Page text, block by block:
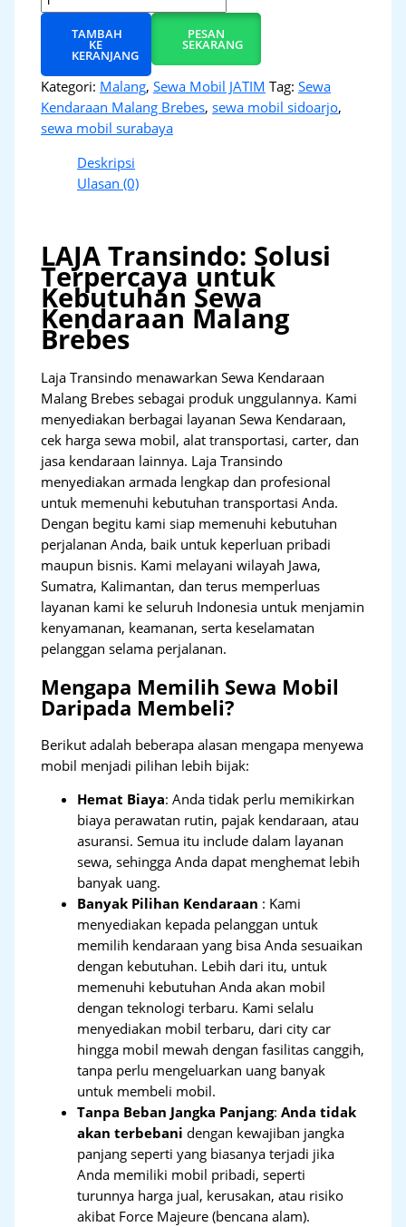
TAMBAH
KE
KERANJANG
PESAN
SEKARANG
Kategori: Malang,Sewa Mobil JATIM Tag:Sewa
Kendaraan Malang Brebes,sewa mobil sidoarjo,
sewa mobil surabaya
Deskripsi
Ulasan (0)
LAJA Transindo: Solusi
Terpercaya untuk
Kebutuhan Sewa
Kendaraan Malang
Brebes
Laja Transindo menawarkan Sewa Kendaraan
Malang Brebes sebagai produk unggulannya. Kami
menyediakan berbagai layanan Sewa Kendaraan,
cek harga sewa mobil, alat transportasi, carter, dan
jasa kendaraan lainnya. Laja Transindo
menyediakan armada lengkap dan profesional
untuk memenuhi kebutuhan transportasi Anda.
Dengan begitu kami siap memenuhi kebutuhan
perjalanan Anda, baik untuk keperluan pribadi
maupun bisnis. Kami melayani wilayah Jawa,
Sumatra, Kalimantan, dan terus memperluas
layanan kami ke seluruh Indonesia untuk menjamin
kenyamanan, keamanan, serta keselamatan
pelanggan selama perjalanan.
Mengapa Memilih Sewa Mobil
Daripada Membeli?
Berikut adalah beberapa alasan mengapa menyewa
mobil menjadi pilihan lebih bijak:
Hemat Biaya: Anda tidak perlu memikirkan
biaya perawatan rutin, pajak kendaraan, atau
asuransi. Semua itu include dalam layanan
sewa, sehingga Anda dapat menghemat lebih
banyak uang.
Banyak Pilihan Kendaraan : Kami
menyediakan kepada pelanggan untuk
memilih kendaraan yang bisa Anda sesuaikan
dengan kebutuhan. Lebih dari itu, untuk
memenuhi kebutuhan Anda akan mobil
dengan teknologi terbaru. Kami selalu
menyediakan mobil terbaru, dari city car
hingga mobil mewah dengan fasilitas canggih,
tanpa perlu mengeluarkan uang banyak
untuk membeli mobil.
Tanpa Beban Jangka Panjang:Anda tidak
akan terbebani dengan kewajiban jangka
panjang seperti yang biasanya terjadi jika
Anda memiliki mobil pribadi, seperti
turunnya harga jual, kerusakan, atau risiko
akibat Force Majeure (bencana alam).